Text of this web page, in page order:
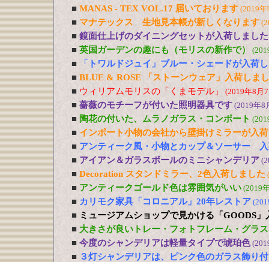
■ MANAS - TEX VOL.17 届いております (2019
■ マナテックス 生地見本帳が新しくなります
■ 鏡面仕上げのダイニングセットが入荷しました
■ 英国ガーデンの趣にも（モリスの新作で）
■
「トワルドジュイ」ブルー・シェードが入荷
■ BLUE & ROSE 「ストーンウェア」入荷しま
■ ウィリアムモリスの「くまモデル」 (2019年8月
■ 薔薇のモチーフが付いた照明器具です (2019年8
■ 陶花の付いた、ムラノガラス・コンポート
■ インポート小物の会社から壁掛けミラーが入荷
■ アンティーク風・小物とカップ＆ソーサー
■ アイアン＆ガラスボールのミニシャンデリア
■ Decoration スタンドミラー、2色入荷しました
■ アンティークゴールド色は雰囲気がいい (2019
■ カリモク家具「コロニアル」20年レストア
■ ミュージアムショップで見かける「GOODS」
■ 大きさが良いトレー・フォトフレーム・グラ
■ 今度のシャンデリアは軽量タイプで琥珀色
■ ３灯シャンデリアは、ピンク色のガラス飾り付